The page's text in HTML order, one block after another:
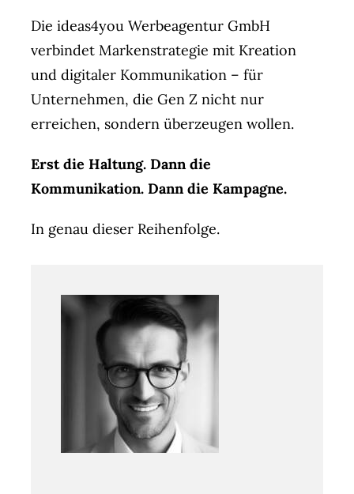
Die ideas4you Werbeagentur GmbH
verbindet Markenstrategie mit Kreation
und digitaler Kommunikation – für
Unternehmen, die Gen Z nicht nur
erreichen, sondern überzeugen wollen.
Erst die Haltung. Dann die
Kommunikation. Dann die Kampagne.
In genau dieser Reihenfolge.